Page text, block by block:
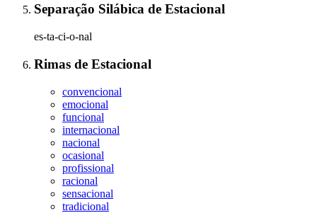
Separação Silábica de Estacional
es-ta-ci-o-nal
Rimas de Estacional
convencional
emocional
funcional
internacional
nacional
ocasional
profissional
racional
sensacional
tradicional